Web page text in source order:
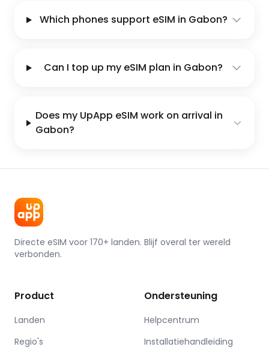
Which phones support eSIM in Gabon?
Can I top up my eSIM plan in Gabon?
Does my UpApp eSIM work on arrival in
Gabon?
Directe eSIM voor 170+ landen. Blijf overal ter wereld
verbonden.
Product
Landen
Regio's
Ondersteuning
Helpcentrum
Installatiehandleiding